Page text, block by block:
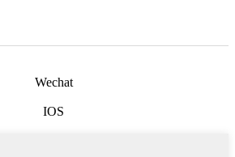
Wechat
IOS